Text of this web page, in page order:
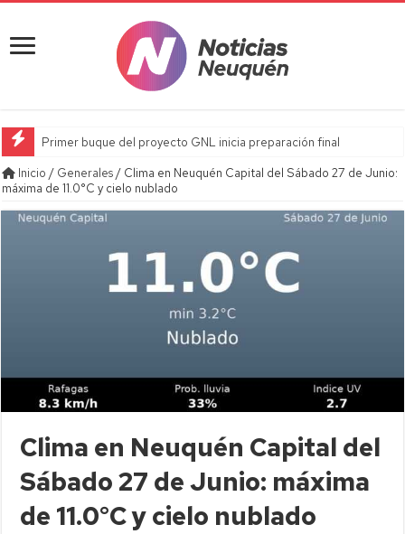
Primer buque del proyecto GNL inicia preparación final
Inicio / Generales/ Clima en Neuquén Capital del Sábado 27 de Junio:
máxima de 11.0°C y cielo nublado
Clima en Neuquén Capital del
Sábado 27 de Junio: máxima
de 11.0°C y cielo nublado